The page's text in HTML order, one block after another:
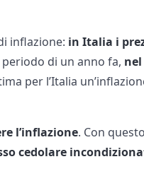
inflazione: in Italia i
di un anno fa, nel
per l’Italia
l’inflazione. Con
cedolare